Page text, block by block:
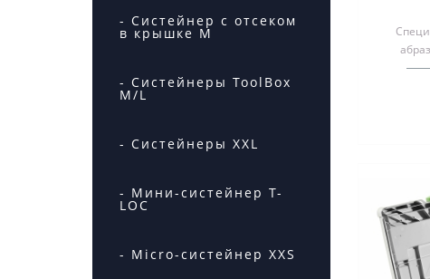
- Систейнер с отсеком
в крышке M
- Систейнеры ToolBox
M/L
- Систейнеры XXL
- Мини-систейнер T-
LOC
- Micro-систейнер XXS